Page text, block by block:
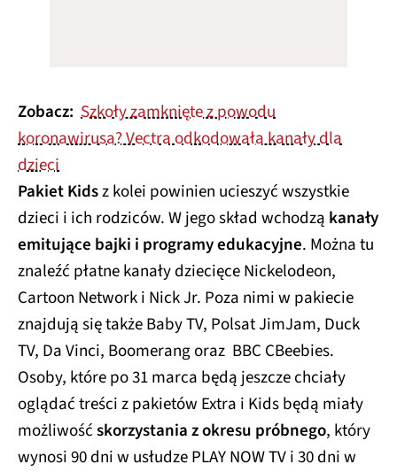
Zobacz: Szkoły zamknięte z powodu
koronawirusa? Vectra odkodowała kanały dla
dzieci
Pakiet Kidsz kolei powinien ucieszyć wszystkie
dzieci i ich rodziców. W jego skład wchodzą kanały
emitujące bajki i programy edukacyjne. Można tu
znaleźć płatne kanały dziecięce Nickelodeon,
Cartoon Network i Nick Jr. Poza nimi w pakiecie
znajdują się także Baby TV, Polsat JimJam, Duck
TV, Da Vinci, Boomerang oraz BBC CBeebies.
Osoby, które po 31 marca będą jeszcze chciały
oglądać treści z pakietów Extra i Kids będą miały
możliwośćskorzystania z okresu próbnego, który
wynosi 90 dni w usłudze PLAY NOW TV i 30 dni w